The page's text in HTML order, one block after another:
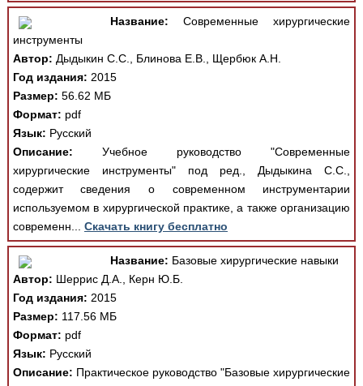
Название: Современные хирургические
инструменты
Автор: Дыдыкин С.С., Блинова Е.В., Щербюк А.Н.
Год издания: 2015
Размер: 56.62 МБ
Формат: pdf
Язык: Русский
Описание: Учебное руководство "Современные
хирургические инструменты" под ред., Дыдыкина С.С.,
содержит сведения о современном инструментарии
используемом в хирургической практике, а также организацию
современн... Скачать книгу бесплатно
Название: Базовые хирургические навыки
Автор: Шеррис Д.А., Керн Ю.Б.
Год издания: 2015
Размер: 117.56 МБ
Формат: pdf
Язык: Русский
Описание: Практическое руководство "Базовые хирургические